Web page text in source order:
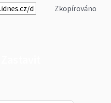
Zkopírováno